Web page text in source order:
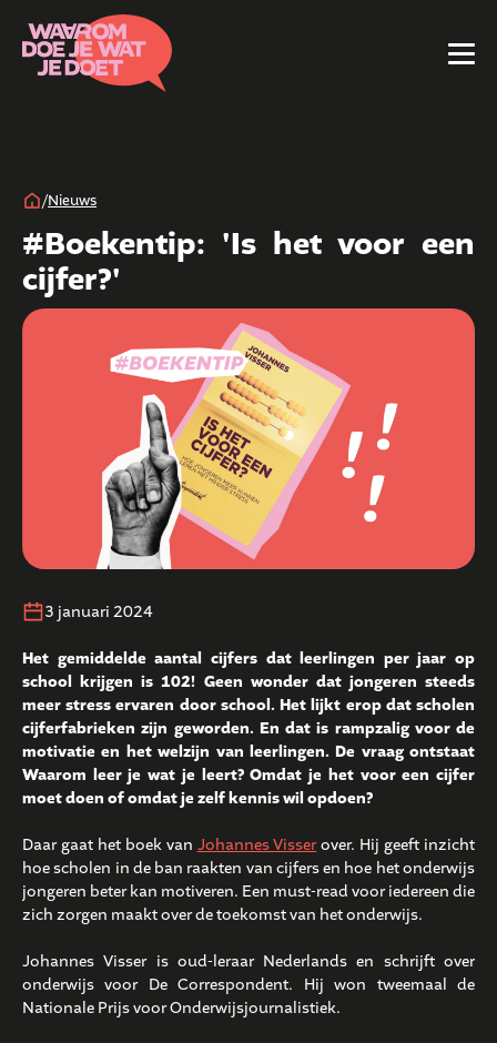
/Nieuws
#Boekentip: 'Is het voor een
cijfer?'
3 januari 2024
Het gemiddelde aantal cijfers dat leerlingen per jaar op
school krijgen is 102! Geen wonder dat jongeren steeds
meer stress ervaren door school. Het lijkt erop dat scholen
cijferfabrieken zijn geworden. En dat is rampzalig voor de
motivatie en het welzijn van leerlingen. De vraag ontstaat
Waarom leer je wat je leert? Omdat je het voor een cijfer
moet doen of omdat je zelf kennis wil opdoen?
Daar gaat het boek van Johannes Visserover. Hij geeft inzicht
hoe scholen in de ban raakten van cijfers en hoe het onderwijs
jongeren beter kan motiveren. Een must-read voor iedereen die
zich zorgen maakt over de toekomst van het onderwijs.
Johannes Visser is oud-leraar Nederlands en schrijft over
onderwijs voor De Correspondent. Hij won tweemaal de
Nationale Prijs voor Onderwijsjournalistiek.